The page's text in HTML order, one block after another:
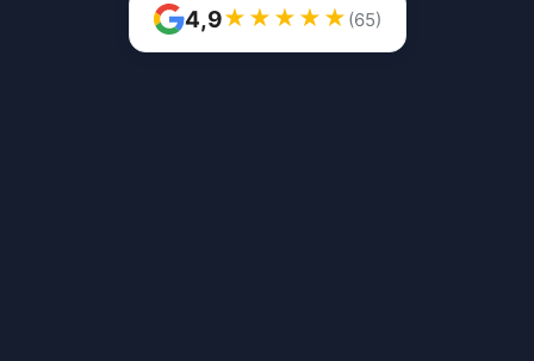
4,9★ ★ ★ ★ ★ (65)